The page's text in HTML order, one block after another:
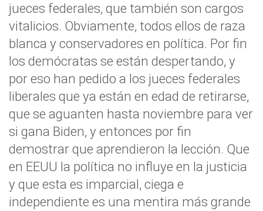
jueces federales, que también son cargos
vitalicios. Obviamente, todos ellos de raza
blanca y conservadores en política. Por fin
los demócratas se están despertando, y
por eso han pedido a los jueces federales
liberales que ya están en edad de retirarse,
que se aguanten hasta noviembre para ver
si gana Biden, y entonces por fin
demostrar que aprendieron la lección. Que
en EEUU la política no influye en la justicia
y que esta es imparcial, ciega e
independiente es una mentira más grande